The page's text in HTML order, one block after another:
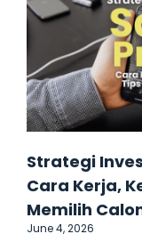
Strategi
Cara Kerja,
Memilih
June 4, 2026